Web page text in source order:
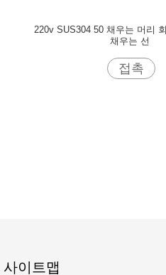
220v SUS304 50 채우는 머리
채우는 선
접촉
사이트맵